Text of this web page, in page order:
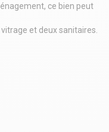
ce bien peut
et deux sanitaires.